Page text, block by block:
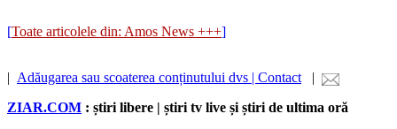
[Toate articolele din: Amos News +++]
| Adăugarea sau scoaterea conținutului dvs | Contact |
ZIAR.COM : știri libere | știri tv live și știri de ultima oră